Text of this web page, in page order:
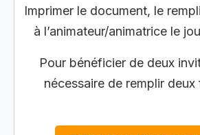
Imprimer le document, le
à l’animateur/animatrice le
Pour bénéficier de deux
nécessaire de remplir deux